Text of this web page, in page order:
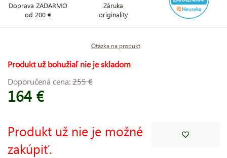
Doprava ZADARMO
od 200 €
Záruka
originality
Otázka na produkt
Produkt už bohužiaľ nie je skladom
Doporučená cena:255 €
164 €
Produkt už nie je možné
zakúpiť.